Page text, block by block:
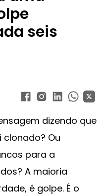
seis
dizendo que
Ou
para a
A maioria
é golpe. É o